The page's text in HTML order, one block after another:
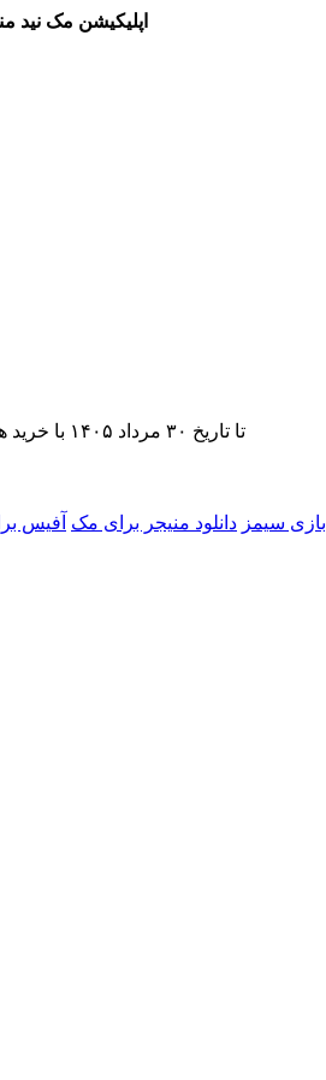
اپلیکیشن مک نید
تا تاریخ ۳۰ مرداد ۱۴۰۵ با خرید هر گیفت‌کارت، ۲۰ درصد تخفیف اشتراک اپ‌استور مک نید را دریافت کنید.
بازی سیمز دانلود منیجر برای مک آفیس